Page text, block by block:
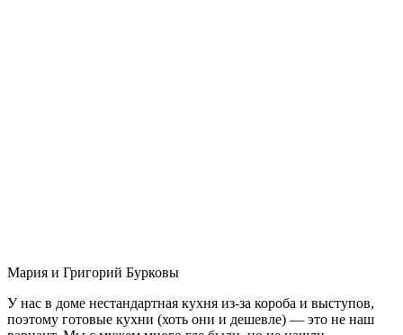
Мария и Григорий Бурковы
У нас в доме нестандартная кухня из-за короба и выступов,
поэтому готовые кухни (хоть они и дешевле) — это не наш